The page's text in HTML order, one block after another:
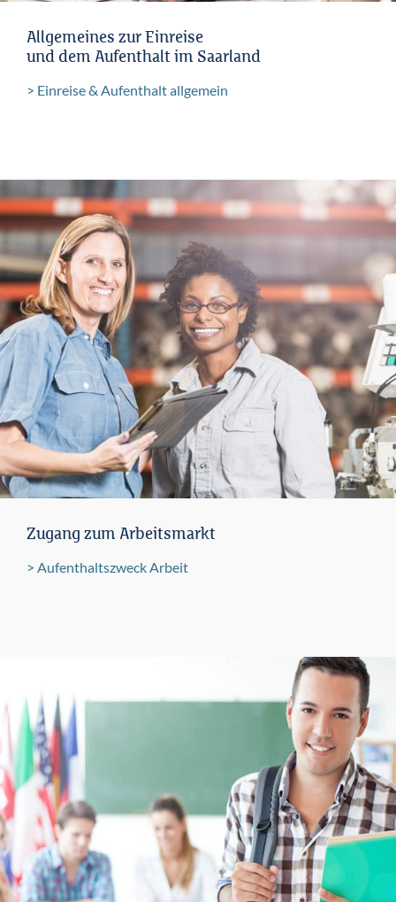
Allgemeines zur Einreise
und dem Aufenthalt im Saarland
Einreise & Aufenthalt allgemein
Zugang zum Arbeitsmarkt
Aufenthaltszweck Arbeit